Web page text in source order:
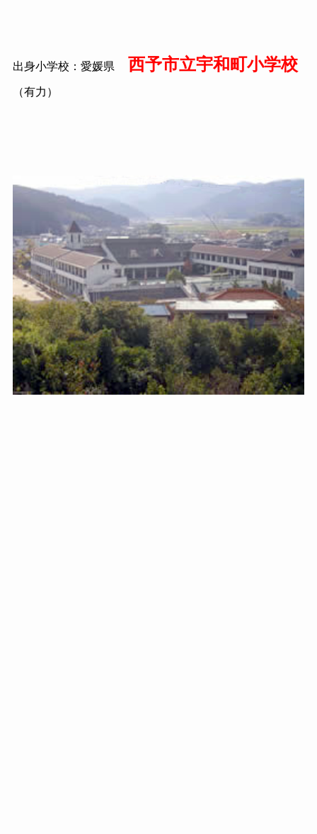
出身小学校：愛媛県 西予市立宇和町小学校
（有力）